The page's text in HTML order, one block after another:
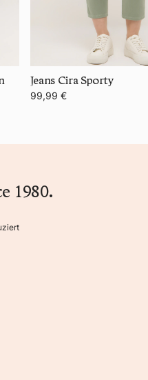
Jeans Cira Sporty
99,99 €
1980.